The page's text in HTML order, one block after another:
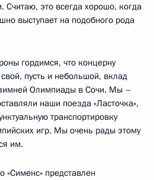
это всегда хорошо, когда
выступает на подобного рода
гордимся, что концерну
пусть и небольшой, вклад
Олимпиады в Сочи. Мы –
наши поезда «Ласточка»,
транспортировку
игр. Мы очень рады этому
им.
«Сименс» представлен